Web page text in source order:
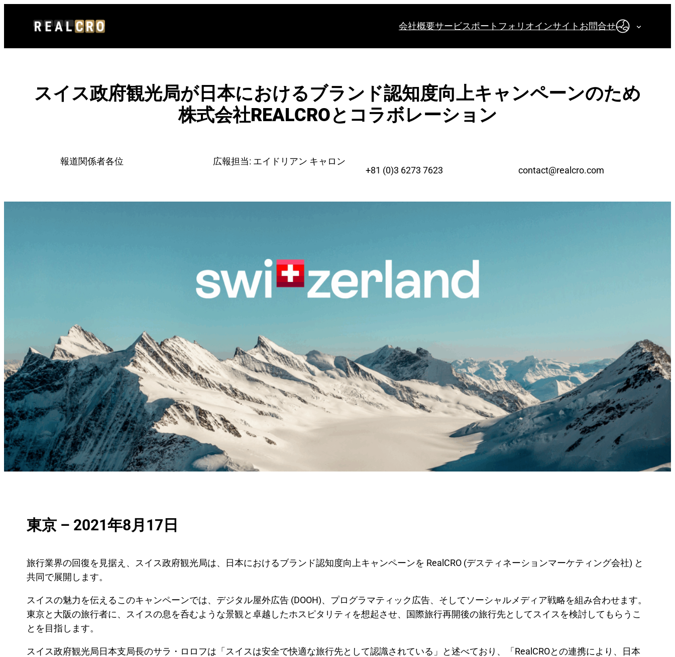
会社概要サービスポートフォリオインサイト お問合せ日本語
スイス政府観光局が日本におけるブランド認知度向上キャンペーンのため
株式会社REALCROとコラボレーション
報道関係者各位
広報担当: エイドリアン キャロン
+81 (0)3 6273 7623
contact@realcro.com
東京 – 2021年8月17日
旅行業界の回復を見据え、スイス政府観光局は、日本におけるブランド認知度向上キャンペーンを RealCRO (デスティネーションマーケティング会社) と
共同で展開します。
スイスの魅力を伝えるこのキャンペーンでは、デジタル屋外広告 (DOOH)、プログラマティック広告、そしてソーシャルメディア戦略を組み合わせます。
東京と大阪の旅行者に、スイスの息を呑むような景観と卓越したホスピタリティを想起させ、国際旅行再開後の旅行先としてスイスを検討してもらうこ
とを目指します。
スイス政府観光局日本支局長のサラ・ロロフは「スイスは安全で快適な旅行先として認識されている」と述べており、「RealCROとの連携により、日本